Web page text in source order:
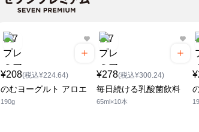
¥208(税込¥224.64)
のむヨーグルト アロエ
190g
¥278(税込¥300.24)
毎日続ける乳酸菌飲料
65ml×10本